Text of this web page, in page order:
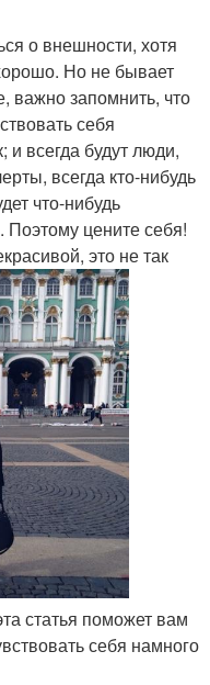
о внешности, хотя
Но не бывает
важно запомнить, что
себя
и всегда будут люди,
всегда кто-нибудь
что-нибудь
Поэтому цените себя!
это не так
статья поможет вам
себя намного